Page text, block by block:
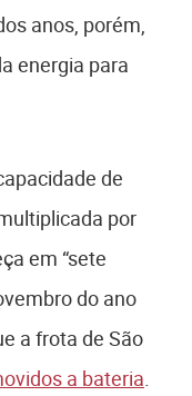
anos, porém,
energia para
de
por
em “sete
do ano
a frota de São
a bateria.